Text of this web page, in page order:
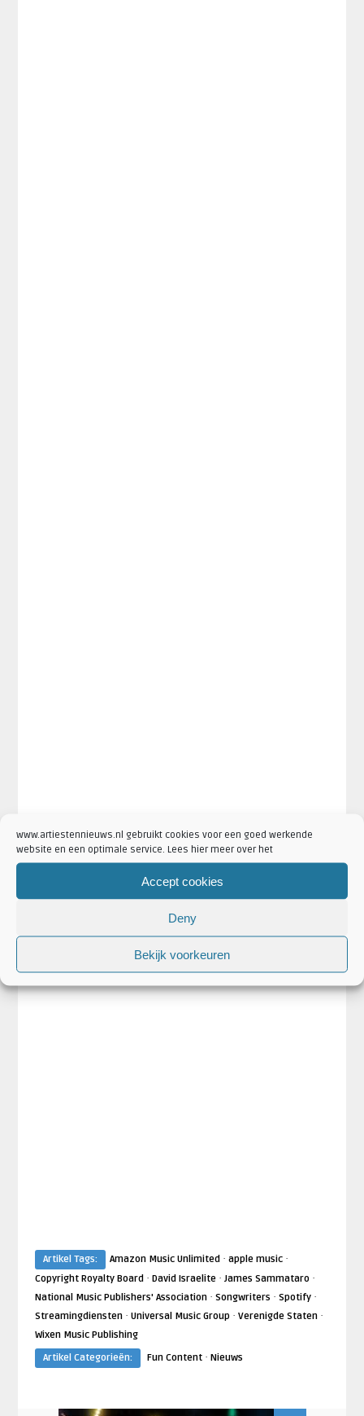
www.artiestennieuws.nl gebruikt cookies voor een goed werkende
website en een optimale service. Lees hier meer over het
Accept cookies
Deny
Bekijk voorkeuren
Artikel Tags: Amazon Music Unlimited· apple music·
Copyright Royalty Board· David Israelite· James Sammataro·
National Music Publishers' Association· Songwriters · Spotify·
Streamingdiensten· Universal Music Group · Verenigde Staten·
Wixen Music Publishing
Artikel Categorieën:
Fun Content· Nieuws